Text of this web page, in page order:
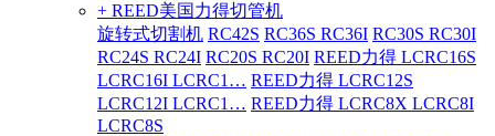
+ REED美国力得切管机
旋转式切割机 RC42S RC36S RC36I RC30S RC30I
RC24S RC24I RC20S RC20I REED力得 LCRC16S
LCRC16I LCRC1… REED力得 LCRC12S
LCRC12I LCRC1… REED力得 LCRC8X LCRC8I
LCRC8S